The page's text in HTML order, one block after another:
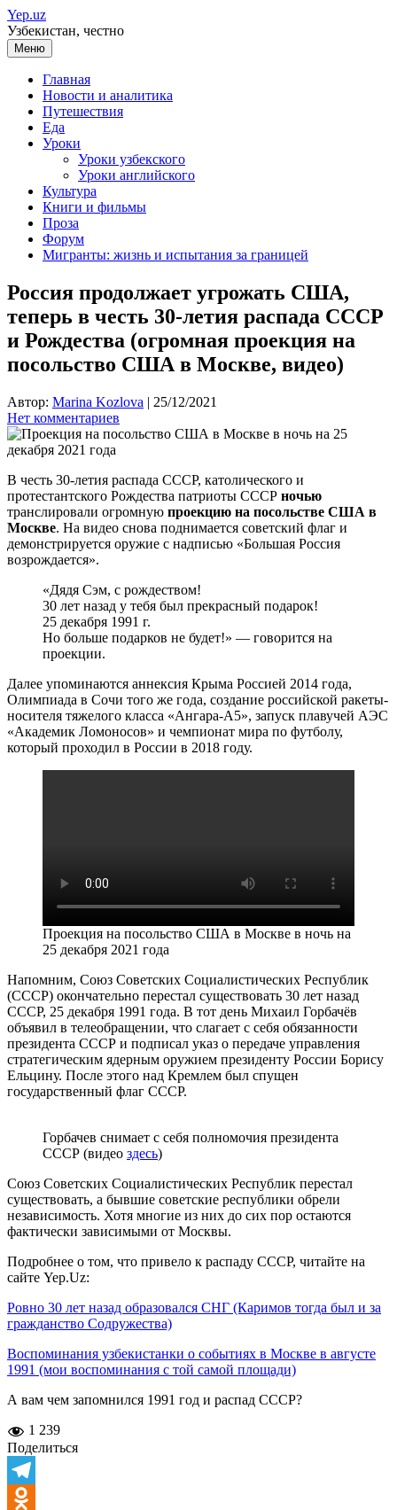
Перейти
к
содержимому
Yep.uz
Узбекистан, честно
Меню
Главная
Новости и аналитика
Путешествия
Еда
Уроки
Уроки узбекского
Уроки английского
Культура
Книги и фильмы
Проза
Форум
Мигранты: жизнь и испытания за границей
Россия продолжает угрожать США,
теперь в честь 30-летия распада СССР
и Рождества (огромная проекция на
посольство США в Москве, видео)
Автор: Marina Kozlova | 25/12/2021
Нет комментариев
В честь 30-летия распада СССР, католического и
протестантского Рождества патриоты СССР ночью
транслировали огромную проекцию на посольстве США в
Москве. На видео снова поднимается советский флаг и
демонстрируется оружие с надписью «Большая Россия
возрождается».
«Дядя Сэм, с рождеством!
30 лет назад у тебя был прекрасный подарок!
25 декабря 1991 г.
Но больше подарков не будет!» — говорится на
проекции.
Далее упоминаются аннексия Крыма Россией 2014 года,
Олимпиада в Сочи того же года, создание российской ракеты-
носителя тяжелого класса «Ангара-А5», запуск плавучей АЭС
«Академик Ломоносов» и чемпионат мира по футболу,
который проходил в России в 2018 году.
Проекция на посольство США в Москве в ночь на
25 декабря 2021 года
Напомним, Союз Советских Социалистических Республик
(СССР) окончательно перестал существовать 30 лет назад
СССР, 25 декабря 1991 года. В тот день Михаил Горбачёв
объявил в телеобращении, что слагает с себя обязанности
президента СССР и подписал указ о передаче управления
стратегическим ядерным оружием президенту России Борису
Ельцину. После этого над Кремлем был спущен
государственный флаг СССР.
Горбачев снимает с себя полномочия президента
СССР (видео здесь)
Союз Советских Социалистических Республик перестал
существовать, а бывшие советские республики обрели
независимость. Хотя многие из них до сих пор остаются
фактически зависимыми от Москвы.
Подробнее о том, что привело к распаду СССР, читайте на
сайте Yep.Uz:
Ровно 30 лет назад образовался СНГ (Каримов тогда был и за
гражданство Содружества)
Воспоминания узбекистанки о событиях в Москве в августе
1991 (мои воспоминания с той самой площади)
А вам чем запомнился 1991 год и распад СССР?
1 239
Поделиться
Telegram